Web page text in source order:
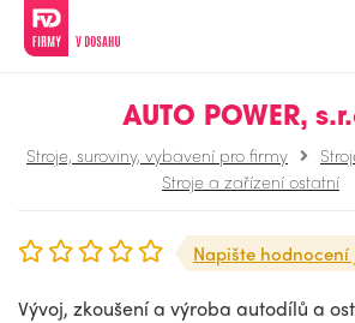
AUTO POWER,
Stroje, suroviny, vybavení pro firmy
Stroje a zařízení ostatní
Napište
Vývoj, zkoušení a výroba autodílů a